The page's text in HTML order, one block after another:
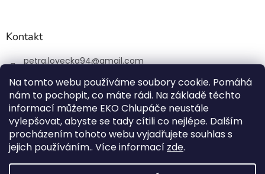
Na tomto webu používáme soubory cookie. Pomáhá
nám to pochopit, co máte rádi. Na základě těchto
informací můžeme EKO Chlupáče neustále
vylepšovat, abyste se tady cítili co nejlépe. Dalším
procházením tohoto webu vyjadřujete souhlas s
jejich používáním.. Více informací zde.
Kontakt
petra.lovecka94@gmail.com
+420 774 131 648
ekochlupac.cz
Vytvořil Shoptet